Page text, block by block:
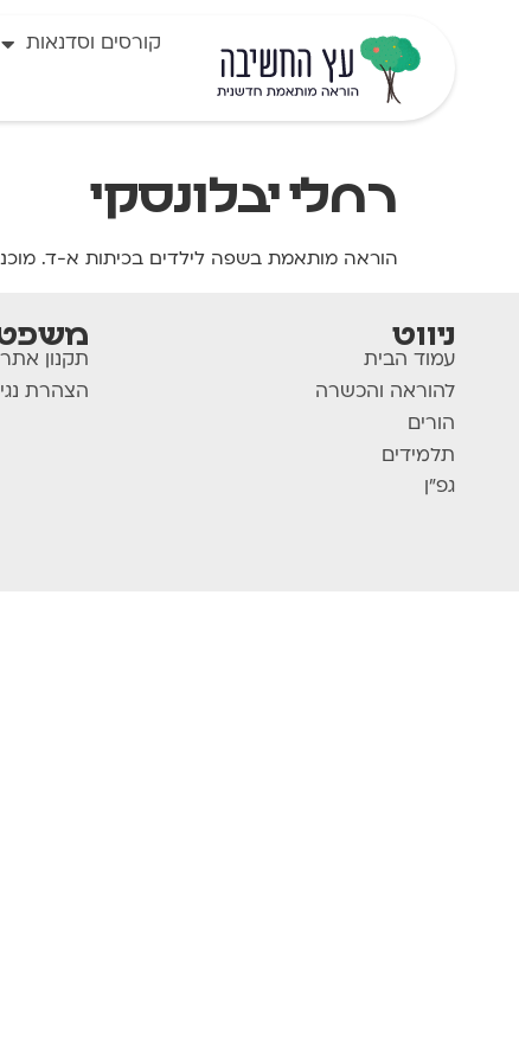
קורסים וסדנאות
רחלי יבלונסקי
הוראה מותאמת בשפה לילדים בכיתות א-ד.
ניווט
עמוד הבית
להוראה והכשרה
הורים
תלמידים
גפ"ן
תקנון אתר
הצהרת